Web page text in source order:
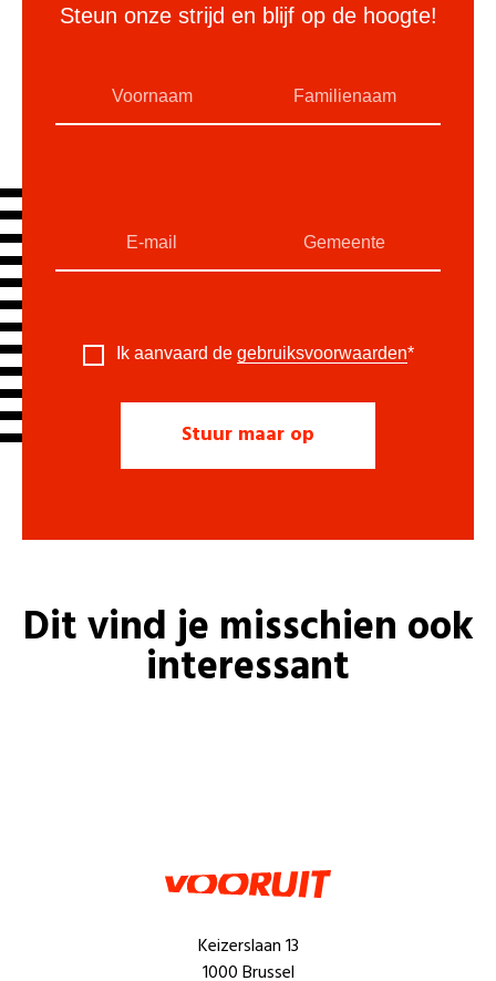
Steun onze strijd en blijf op de hoogte!
Ik aanvaard de gebruiksvoorwaarden*
Dit vind je misschien ook
interessant
Keizerslaan 13
1000 Brussel